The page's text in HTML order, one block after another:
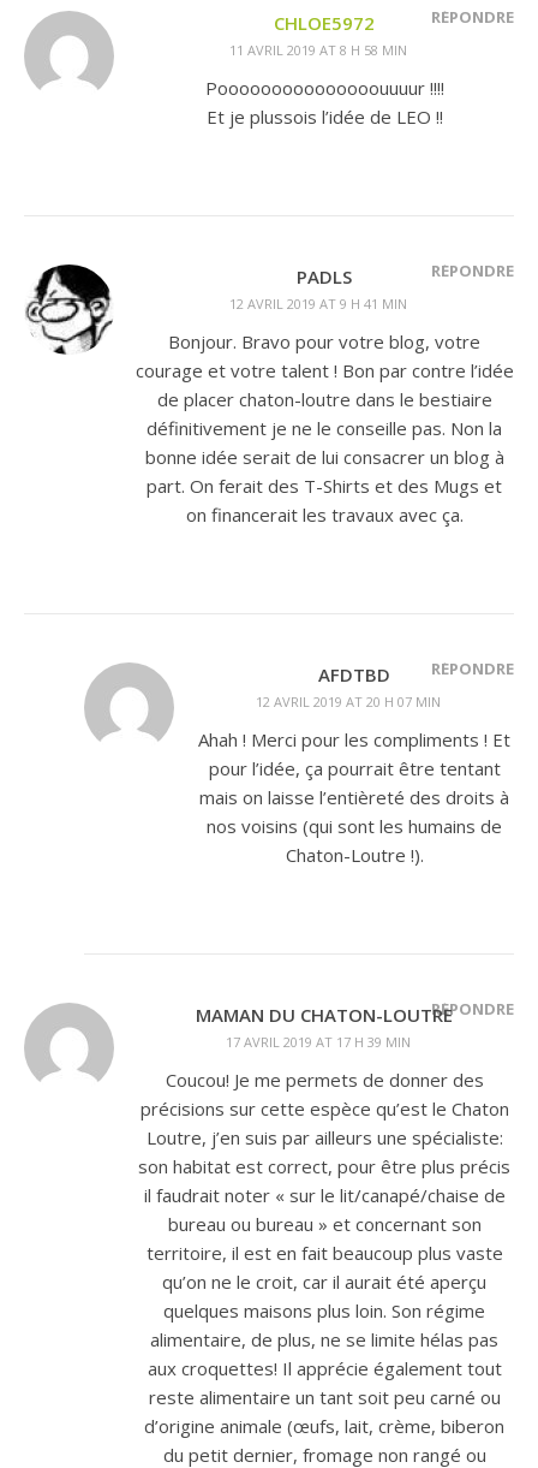
CHLOE5972
11 AVRIL 2019 AT 8 H 58 MIN
RÉPONDRE
Pooooooooooooooouuuur !!!!
Et je plussois l’idée de LEO !!
PADLS
12 AVRIL 2019 AT 9 H 41 MIN
RÉPONDRE
Bonjour. Bravo pour votre blog, votre
courage et votre talent ! Bon par contre l’idée
de placer chaton-loutre dans le bestiaire
définitivement je ne le conseille pas. Non la
bonne idée serait de lui consacrer un blog à
part. On ferait des T-Shirts et des Mugs et
on financerait les travaux avec ça.
AFDTBD
12 AVRIL 2019 AT 20 H 07 MIN
RÉPONDRE
Ahah ! Merci pour les compliments ! Et
pour l’idée, ça pourrait être tentant
mais on laisse l’entièreté des droits à
nos voisins (qui sont les humains de
Chaton-Loutre !).
MAMAN DU CHATON-LOUTRE
17 AVRIL 2019 AT 17 H 39 MIN
RÉPONDRE
Coucou! Je me permets de donner des
précisions sur cette espèce qu’est le Chaton
Loutre, j’en suis par ailleurs une spécialiste:
son habitat est correct, pour être plus précis
il faudrait noter « sur le lit/canapé/chaise de
bureau ou bureau » et concernant son
territoire, il est en fait beaucoup plus vaste
qu’on ne le croit, car il aurait été aperçu
quelques maisons plus loin. Son régime
alimentaire, de plus, ne se limite hélas pas
aux croquettes! Il apprécie également tout
reste alimentaire un tant soit peu carné ou
d’origine animale (œufs, lait, crème, biberon
du petit dernier, fromage non rangé ou